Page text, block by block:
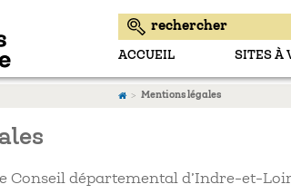
ACCUEIL SITES À
Mentions légales
Conseil départemental d’Indre-et-